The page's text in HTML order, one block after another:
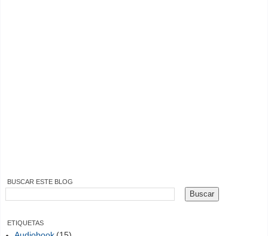
BUSCAR ESTE BLOG
ETIQUETAS